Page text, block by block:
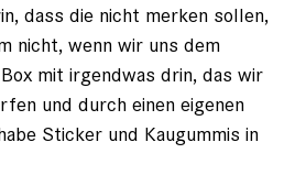
dass die nicht merken sollen,
nicht, wenn wir uns dem
Box mit irgendwas drin, das wir
und durch einen eigenen
Sticker und Kaugummis in